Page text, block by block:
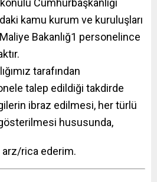
kamu kurum ve kuruluşları
Bakanlığ1 personelince
tarafından
talep edildiği takdirde
ibraz edilmesi, her türlü
gösterilmesi hususunda,
rica ederim.